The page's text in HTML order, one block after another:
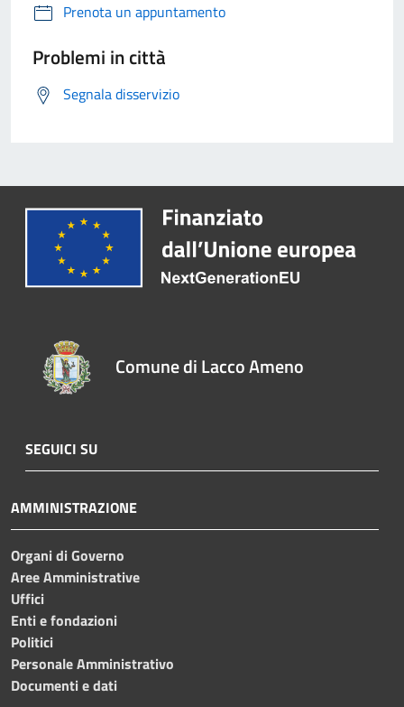
Prenota un appuntamento
Problemi in città
Segnala disservizio
Comune di Lacco Ameno
SEGUICI SU
AMMINISTRAZIONE
Organi di Governo
Aree Amministrative
Uffici
Enti e fondazioni
Politici
Personale Amministrativo
Documenti e dati